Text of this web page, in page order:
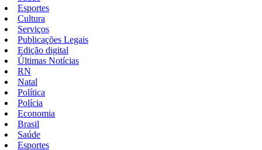
Esportes
Cultura
Serviços
Publicações Legais
Edição digital
Últimas Notícias
RN
Natal
Política
Polícia
Economia
Brasil
Saúde
Esportes